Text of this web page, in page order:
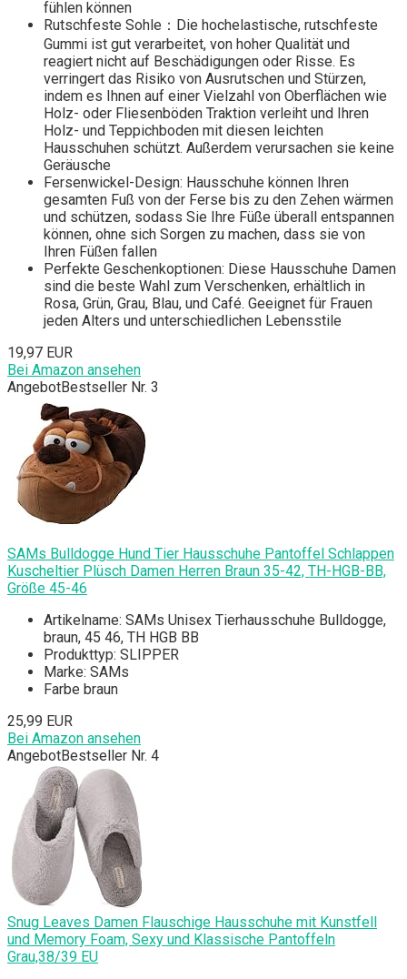
fühlen können
Rutschfeste Sohle：Die hochelastische, rutschfeste
Gummi ist gut verarbeitet, von hoher Qualität und
reagiert nicht auf Beschädigungen oder Risse. Es
verringert das Risiko von Ausrutschen und Stürzen,
indem es Ihnen auf einer Vielzahl von Oberflächen wie
Holz- oder Fliesenböden Traktion verleiht und Ihren
Holz- und Teppichboden mit diesen leichten
Hausschuhen schützt. Außerdem verursachen sie keine
Geräusche
Fersenwickel-Design: Hausschuhe können Ihren
gesamten Fuß von der Ferse bis zu den Zehen wärmen
und schützen, sodass Sie Ihre Füße überall entspannen
können, ohne sich Sorgen zu machen, dass sie von
Ihren Füßen fallen
Perfekte Geschenkoptionen: Diese Hausschuhe Damen
sind die beste Wahl zum Verschenken, erhältlich in
Rosa, Grün, Grau, Blau, und Café. Geeignet für Frauen
jeden Alters und unterschiedlichen Lebensstile
19,97 EUR
Bei Amazon ansehen
AngebotBestseller Nr. 3
SAMs Bulldogge Hund Tier Hausschuhe Pantoffel Schlappen
Kuscheltier Plüsch Damen Herren Braun 35-42, TH-HGB-BB,
Größe 45-46
Artikelname: SAMs Unisex Tierhausschuhe Bulldogge,
braun, 45 46, TH HGB BB
Produkttyp: SLIPPER
Marke: SAMs
Farbe braun
25,99 EUR
Bei Amazon ansehen
AngebotBestseller Nr. 4
Snug Leaves Damen Flauschige Hausschuhe mit Kunstfell
und Memory Foam, Sexy und Klassische Pantoffeln
Grau,38/39 EU